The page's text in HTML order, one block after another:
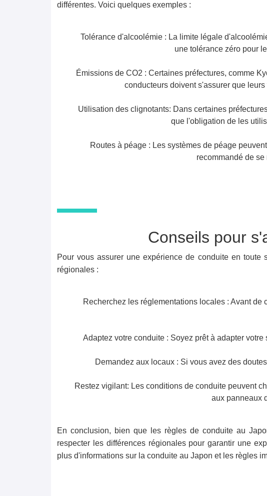
différentes. Voici quelques exemples :
Tolérance d'alcoolémie : La limite légale
une tolérance zéro pour
Émissions de CO2 : Certaines préfectures, comme
conducteurs doivent s'assurer que
Utilisation des clignotants: Dans certaines
que l'obligation de les
Routes à péage : Les systèmes de péage
recommandé de
Conseils pour
Pour vous assurer une expérience de conduite en
régionales :
Recherchez les réglementations locales : Avant
Adaptez votre conduite : Soyez prêt à adapter
Demandez aux locaux : Si vous avez des
Restez vigilant: Les conditions de conduite peuvent
aux panneaux
En conclusion, bien que les règles de conduite au
respecter les différences régionales pour garantir une
plus d'informations sur la conduite au Japon et les règles